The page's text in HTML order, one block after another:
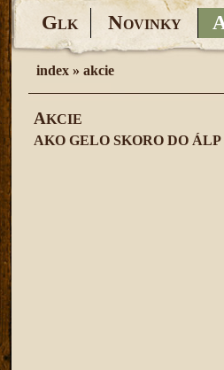
GLK NOVINKY
index » akcie
AKCIE
AKO GELO SKORO DO